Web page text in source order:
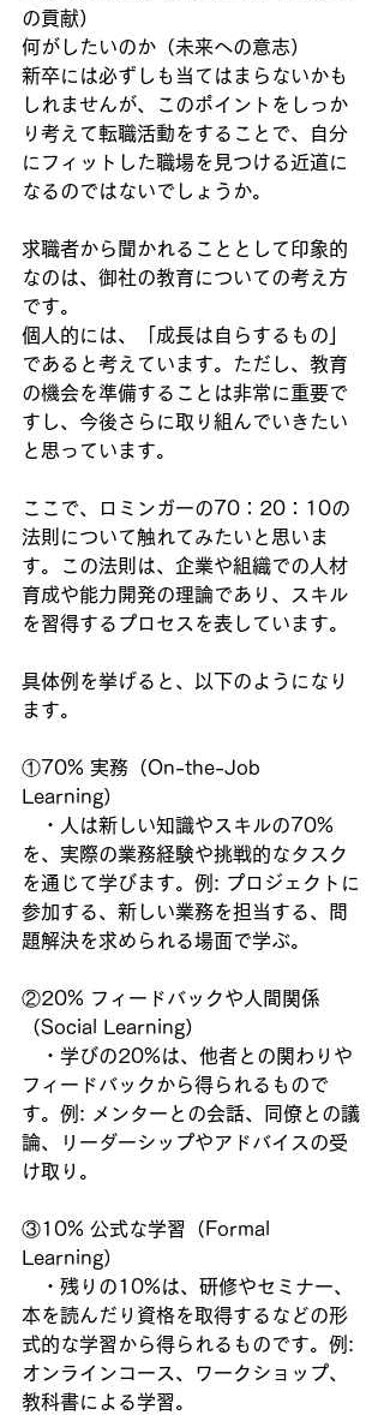
の貢献）
何がしたいのか（未来への意志）
新卒には必ずしも当てはまらないかも
しれませんが、このポイントをしっか
り考えて転職活動をすることで、自分
にフィットした職場を見つける近道に
なるのではないでしょうか。
求職者から聞かれることとして印象的
なのは、御社の教育についての考え方
です。
個人的には、「成長は自らするもの」
であると考えています。ただし、教育
の機会を準備することは非常に重要で
すし、今後さらに取り組んでいきたい
と思っています。
ここで、ロミンガーの70：20：10の
法則について触れてみたいと思いま
す。この法則は、企業や組織での人材
育成や能力開発の理論であり、スキル
を習得するプロセスを表しています。
具体例を挙げると、以下のようになり
ます。
①70% 実務（On-the-Job
Learning）
・人は新しい知識やスキルの70%
を、実際の業務経験や挑戦的なタスク
を通じて学びます。例: プロジェクトに
参加する、新しい業務を担当する、問
題解決を求められる場面で学ぶ。
②20% フィードバックや人間関係
（Social Learning）
・学びの20%は、他者との関わりや
フィードバックから得られるもので
す。例: メンターとの会話、同僚との議
論、リーダーシップやアドバイスの受
け取り。
③10% 公式な学習（Formal
Learning）
・残りの10%は、研修やセミナー、
本を読んだり資格を取得するなどの形
式的な学習から得られるものです。例:
オンラインコース、ワークショップ、
教科書による学習。